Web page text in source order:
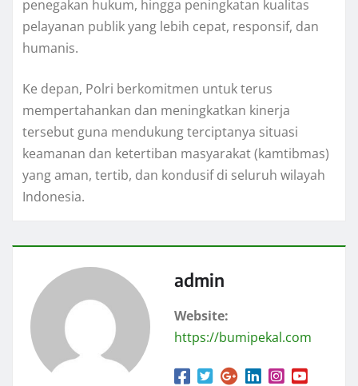
penegakan hukum, hingga peningkatan kualitas
pelayanan publik yang lebih cepat, responsif, dan
humanis.
Ke depan, Polri berkomitmen untuk terus
mempertahankan dan meningkatkan kinerja
tersebut guna mendukung terciptanya situasi
keamanan dan ketertiban masyarakat (kamtibmas)
yang aman, tertib, dan kondusif di seluruh wilayah
Indonesia.
admin
Website:
https://bumipekal.com